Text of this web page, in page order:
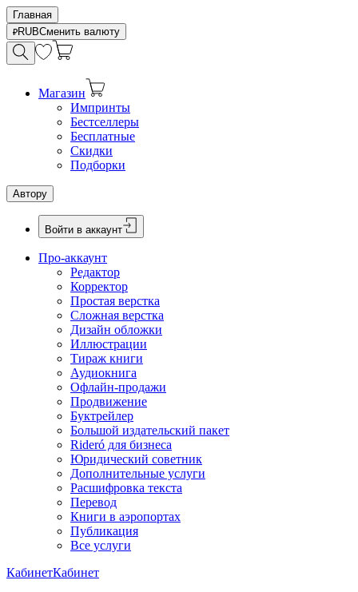
Главная
RUBСменить валюту
Магазин
Импринты
Бестселлеры
Бесплатные
Скидки
Подборки
Автору
Войти в аккаунт
Про-аккаунт
Редактор
Корректор
Простая верстка
Сложная верстка
Дизайн обложки
Иллюстрации
Тираж книги
Аудиокнига
Офлайн-продажи
Продвижение
Буктрейлер
Большой издательский пакет
Rideró для бизнеса
Юридический советник
Дополнительные услуги
Расшифровка текста
Перевод
Книги в аэропортах
Публикация
Все услуги
КабинетКабинет